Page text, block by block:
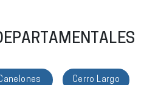
Cerro Largo